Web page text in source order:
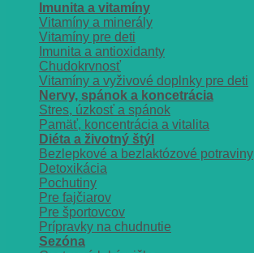
Imunita a vitamíny
Vitamíny a minerály
Vitamíny pre deti
Imunita a antioxidanty
Chudokrvnosť
Vitamíny a vyživové doplnky pre deti
Nervy, spánok a koncetrácia
Stres, úzkosť a spánok
Pamäť, koncentrácia a vitalita
Diéta a životný štýl
Bezlepkové a bezlaktózové potraviny
Detoxikácia
Pochutiny
Pre fajčiarov
Pre športovcov
Prípravky na chudnutie
Sezóna